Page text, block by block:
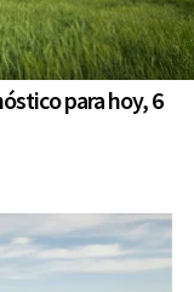
para hoy, 6